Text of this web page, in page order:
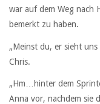
war auf dem Weg nach
bemerkt zu haben.
„Meinst du, er sieht
Chris.
„Hm…hinter dem
Anna vor, nachdem sie